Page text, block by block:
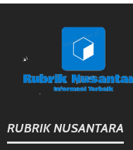
RUBRIK NUSANTARA